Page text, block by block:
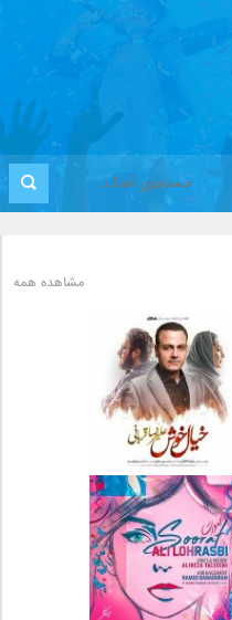
مشاهده همه
دانلود آهنگ جدید علیرضا
قربانی بنام خیال خوش